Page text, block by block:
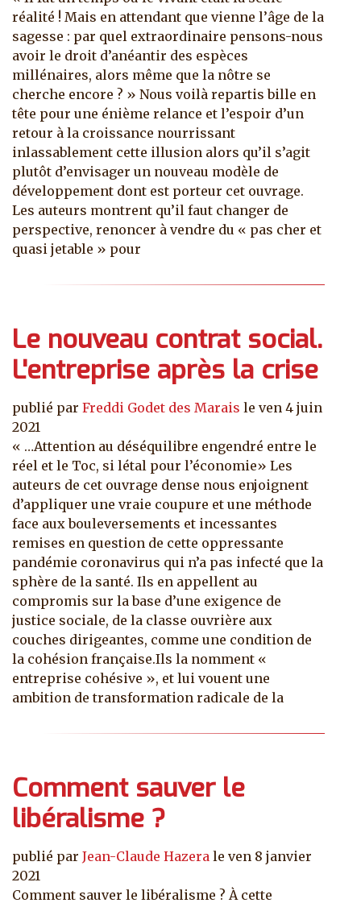
réalité ! Mais en attendant que vienne l’âge de la
sagesse : par quel extraordinaire pensons-nous
avoir le droit d’anéantir des espèces
millénaires, alors même que la nôtre se
cherche encore ? » Nous voilà repartis bille en
tête pour une énième relance et l’espoir d’un
retour à la croissance nourrissant
inlassablement cette illusion alors qu’il s’agit
plutôt d’envisager un nouveau modèle de
développement dont est porteur cet ouvrage.
Les auteurs montrent qu’il faut changer de
perspective, renoncer à vendre du « pas cher et
quasi jetable » pour
Le nouveau contrat social.
L'entreprise après la crise
publié par Freddi Godet des Marais le ven 4 juin
2021
« …Attention au déséquilibre engendré entre le
réel et le Toc, si létal pour l’économie» Les
auteurs de cet ouvrage dense nous enjoignent
d’appliquer une vraie coupure et une méthode
face aux bouleversements et incessantes
remises en question de cette oppressante
pandémie coronavirus qui n’a pas infecté que la
sphère de la santé. Ils en appellent au
compromis sur la base d’une exigence de
justice sociale, de la classe ouvrière aux
couches dirigeantes, comme une condition de
la cohésion française.Ils la nomment «
entreprise cohésive », et lui vouent une
ambition de transformation radicale de la
Comment sauver le
libéralisme ?
publié par Jean-Claude Hazera le ven 8 janvier
2021
Comment sauver le libéralisme ? À cette